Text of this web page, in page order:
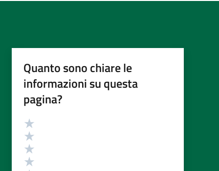
Quanto sono chiare le
informazioni su questa
pagina?
Valutazione